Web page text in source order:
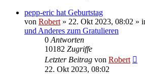
pepp-eric hat Geburtstag
von Robert » 22. Okt 2023, 08:02 »
und Anderes zum Gratulieren
0 Antworten
10182 Zugriffe
Letzter Beitrag von Robert
22. Okt 2023, 08:02